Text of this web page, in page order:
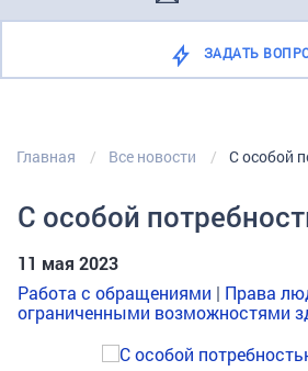
ЗАДАТЬ
Главная Все новости С особой
С особой
11 мая 2023
Работа с обращениями | Права
ограниченными возможностями